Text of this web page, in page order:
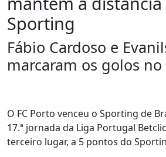
Sporting
Fábio Cardoso e
marcaram os golos no
O FC Porto venceu o Sporting de
17.ª jornada da Liga Portugal
terceiro lugar, a 5 pontos do